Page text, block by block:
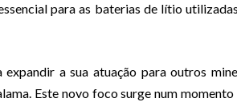
para as baterias de lítio
a sua atuação para outros
Este novo foco surge num